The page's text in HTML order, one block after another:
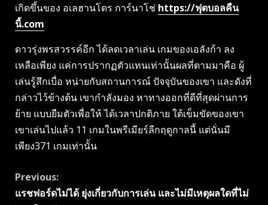
เกิดขึ้นของ อเลฮานโดร การ์นาโช่ https://ฟุตบอลคืน
นี้.com
ดาวรุ่งพรสวรรค์อีก ได้ลดเวลาเล่น เกมของเอลังก้า ลง
เหลือเพียง แค่การปรากฏตัวแทนเท่านั้นผลที่ตามมาคือ ผู้
เล่นรู้สึกเบื่อ หน่ายกับสถานการณ์ ปัจจุบันของเขา และดังที่
กล่าวไว้ข้างต้น เขากำลังมอง หาทางออกที่ดีที่สุดผ่านการ
ย้าย แบบยืมตัวเพื่อให้ ได้เวลาปกติภาย ใต้เข็มขัดของเขา
เขาเล่นไปแล้ว 11 เกมในพรีเมียร์ลีกฤดูกาลนี้ แต่นั่นมี
เพียง371 เกมเท่านั้น
Continue
Previous:
แรชฟอร์ดไม่ได้ ยุ่งเกี่ยวกับการเล่น และไม่มีเหตุผลใดที่ไม่